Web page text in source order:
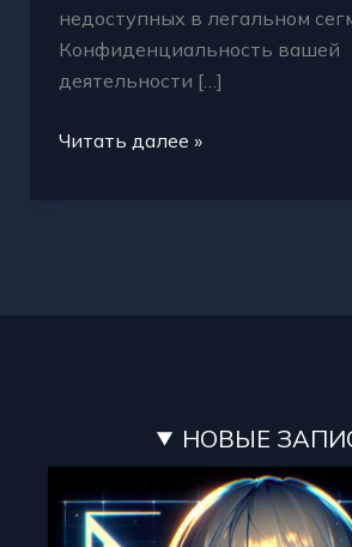
недоступных в легальном
Конфиденциальность вашей
деятельности […]
Читать далее »
НОВЫЕ